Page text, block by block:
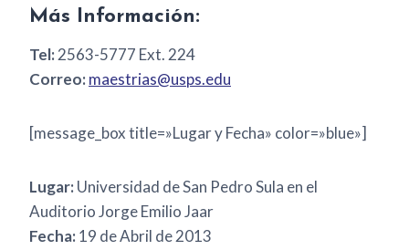
Más Información:
Tel: 2563-5777 Ext. 224
Correo: maestrias@usps.edu
[message_box title=»Lugar y Fecha» color=»blue»]
Lugar: Universidad de San Pedro Sula en el
Auditorio Jorge Emilio Jaar
Fecha: 19 de Abril de 2013